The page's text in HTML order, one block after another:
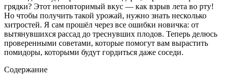
грядки? Этот неповторимый вкус — как взрыв лета во рту!
Но чтобы получить такой урожай, нужно знать несколько
хитростей. Я сам прошёл через все ошибки новичка: от
вытянувшихся рассад до треснувших плодов. Теперь делюсь
проверенными советами, которые помогут вам вырастить
помидоры, которыми будут гордиться даже соседи.
Содержание